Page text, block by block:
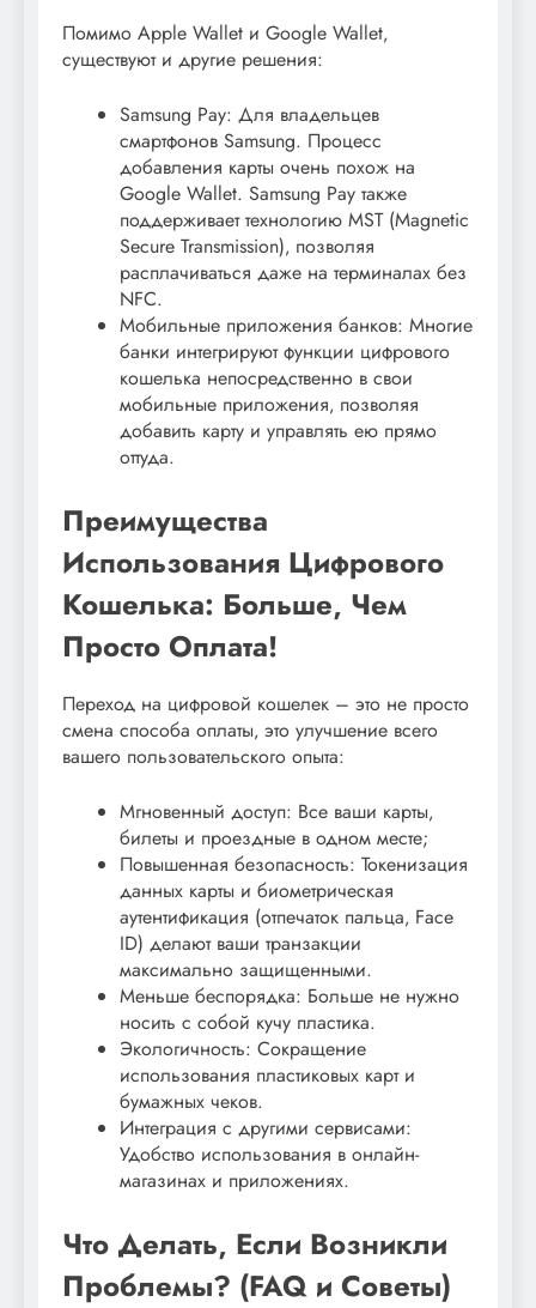
Помимо Apple Wallet и Google Wallet‚
существуют и другие решения:
Samsung Pay: Для владельцев
смартфонов Samsung. Процесс
добавления карты очень похож на
Google Wallet. Samsung Pay также
поддерживает технологию MST (Magnetic
Secure Transmission)‚ позволяя
расплачиваться даже на терминалах без
NFC.
Мобильные приложения банков: Многие
банки интегрируют функции цифрового
кошелька непосредственно в свои
мобильные приложения‚ позволяя
добавить карту и управлять ею прямо
оттуда.
Преимущества
Использования Цифрового
Кошелька: Больше‚ Чем
Просто Оплата!
Переход на цифровой кошелек – это не просто
смена способа оплаты‚ это улучшение всего
вашего пользовательского опыта:
Мгновенный доступ: Все ваши карты‚
билеты и проездные в одном месте;
Повышенная безопасность: Токенизация
данных карты и биометрическая
аутентификация (отпечаток пальца‚ Face
ID) делают ваши транзакции
максимально защищенными.
Меньше беспорядка: Больше не нужно
носить с собой кучу пластика.
Экологичность: Сокращение
использования пластиковых карт и
бумажных чеков.
Интеграция с другими сервисами:
Удобство использования в онлайн-
магазинах и приложениях.
Что Делать‚ Если Возникли
Проблемы? (FAQ и Советы)